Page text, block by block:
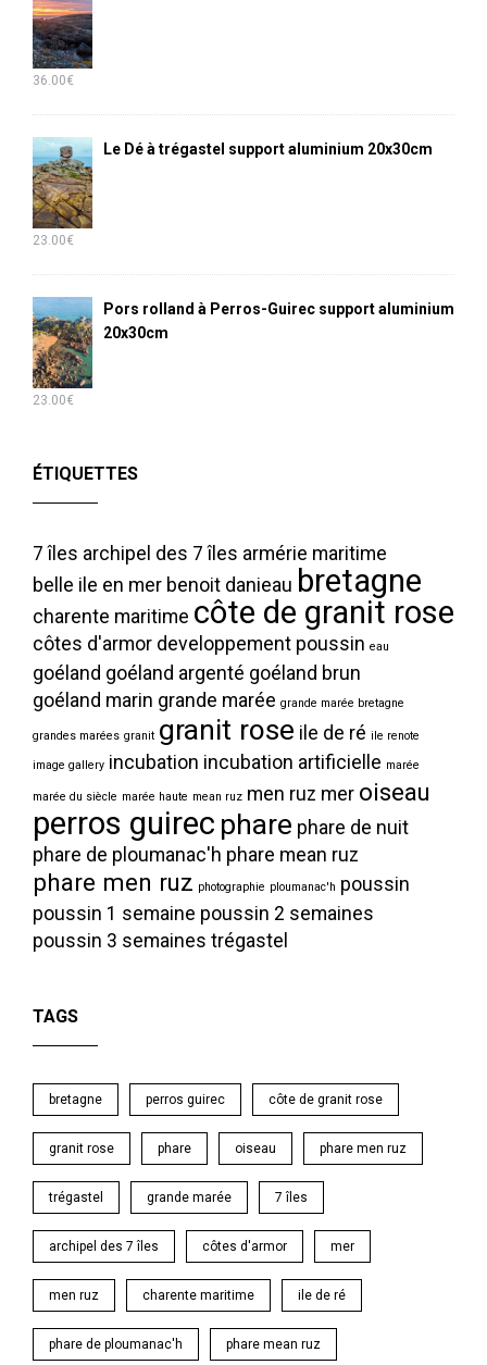
36.00€
Le Dé à trégastel support aluminium 20x30cm
23.00€
Pors rolland à Perros-Guirec support aluminium
20x30cm
23.00€
ÉTIQUETTES
7 îles archipel des 7 îles armérie maritime
belle ile en mer benoit danieau bretagne
charente maritime côte de granit rose
côtes d'armor developpement poussin eau
goéland goéland argenté goéland brun
goéland marin grande marée grande marée bretagne
grandes marées granit granit rose ile de ré ile renote
image gallery incubation incubation artificielle marée
marée du siècle marée haute mean ruz men ruz mer oiseau
perros guirec phare phare de nuit
phare de ploumanac'h phare mean ruz
phare men ruz photographie ploumanac'h poussin
poussin 1 semaine poussin 2 semaines
poussin 3 semaines trégastel
TAGS
bretagne perros guirec côte de granit rose
granit rose phare oiseau phare men ruz
trégastel grande marée 7 îles
archipel des 7 îles côtes d'armor mer
men ruz charente maritime ile de ré
phare de ploumanac'h phare mean ruz